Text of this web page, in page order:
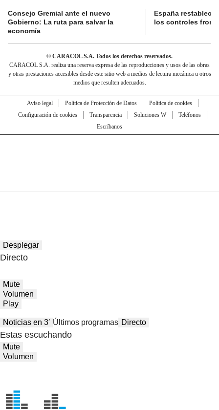
Consejo Gremial ante el nuevo
Gobierno: La ruta para salvar la
economía
España restablece
los controles
© CARACOL S.A. Todos los derechos reservados.
CARACOL S.A. realiza una reserva expresa de las reproducciones y usos de las obras
y otras prestaciones accesibles desde este sitio web a medios de lectura mecánica u otros
medios que resulten adecuados.
Aviso legal Política de Protección de Datos
Política de cookies
Configuración de cookies
Transparencia Soluciones W
Teléfonos
Escríbanos
Desplegar
Directo
Mute
Volumen
Play
Noticias en 3′ Últimos programas Directo
Estas escuchando
Mute
Volumen